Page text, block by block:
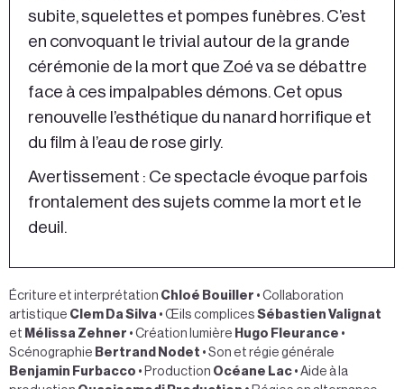
subite, squelettes et pompes funèbres. C’est
en convoquant le trivial autour de la grande
cérémonie de la mort que Zoé va se débattre
face à ces impalpables démons. Cet opus
renouvelle l’esthétique du nanard horrifique et
du film à l’eau de rose girly.
Avertissement : Ce spectacle évoque parfois
frontalement des sujets comme la mort et le
deuil.
Écriture et interprétation Chloé Bouiller • Collaboration
artistique Clem Da Silva • Œils complices Sébastien Valignat
et Mélissa Zehner • Création lumière Hugo Fleurance •
Scénographie Bertrand Nodet • Son et régie générale
Benjamin Furbacco • Production Océane Lac • Aide à la